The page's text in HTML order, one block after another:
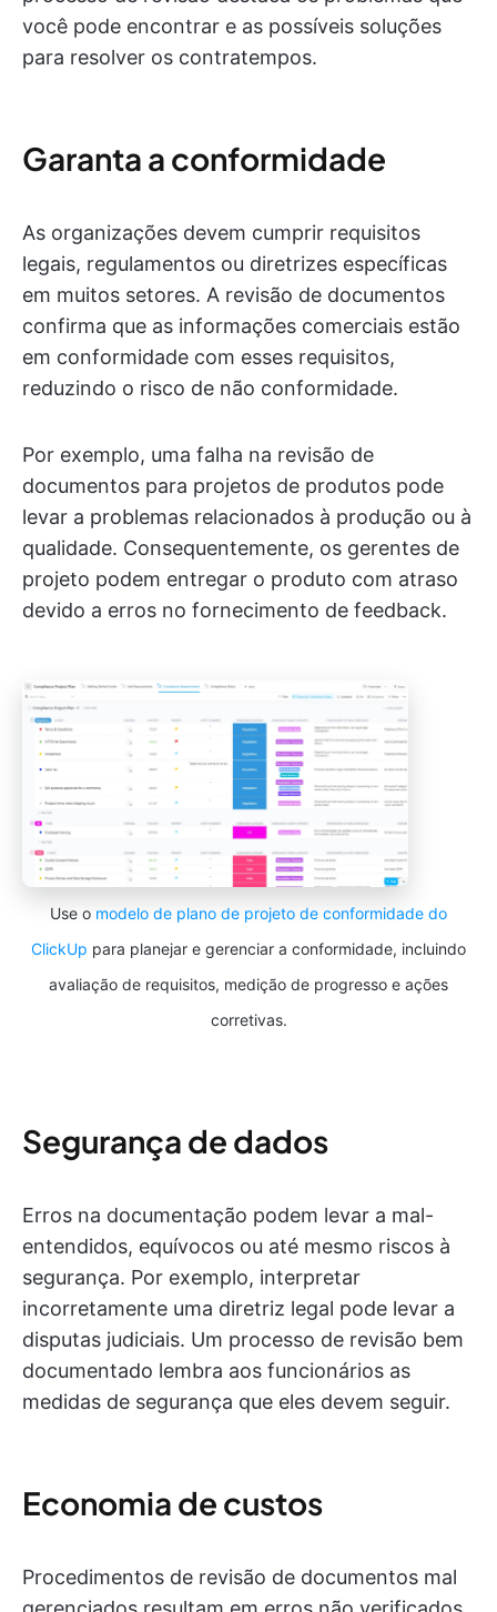
você pode encontrar e as possíveis soluções
para resolver os contratempos.
Garanta a conformidade
As organizações devem cumprir requisitos
legais, regulamentos ou diretrizes específicas
em muitos setores. A revisão de documentos
confirma que as informações comerciais estão
em conformidade com esses requisitos,
reduzindo o risco de não conformidade.
Por exemplo, uma falha na revisão de
documentos para projetos de produtos pode
levar a problemas relacionados à produção ou à
qualidade. Consequentemente, os gerentes de
projeto podem entregar o produto com atraso
devido a erros no fornecimento de feedback.
Use o modelo de plano de projeto de conformidade do
ClickUp para planejar e gerenciar a conformidade, incluindo
avaliação de requisitos, medição de progresso e ações
corretivas.
Segurança de dados
Erros na documentação podem levar a mal-
entendidos, equívocos ou até mesmo riscos à
segurança. Por exemplo, interpretar
incorretamente uma diretriz legal pode levar a
disputas judiciais. Um processo de revisão bem
documentado lembra aos funcionários as
medidas de segurança que eles devem seguir.
Economia de custos
Procedimentos de revisão de documentos mal